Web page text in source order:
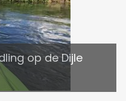
op de Dijle